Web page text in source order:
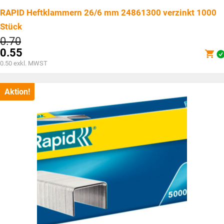
RAPID Heftklammern 26/6 mm 24861300 verzinkt 1000
Stück
0.70Ursprünglicher
Preis
war:
CHF0.70
0.55
Aktueller
ist:
CHF0.55.
0.50 exkl. MWST
Aktion!